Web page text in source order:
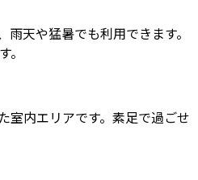
天や猛暑でも利用できます。
室内エリアです。素足で過ごせ